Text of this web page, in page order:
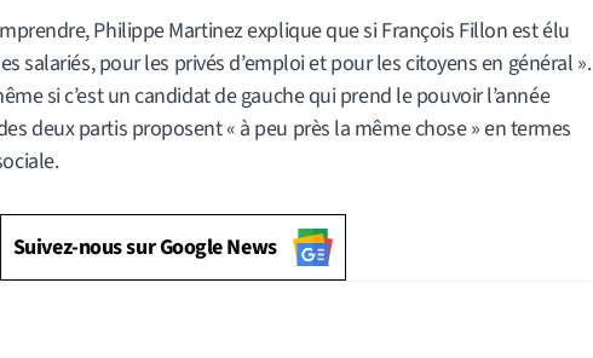
Philippe Martinez explique que si François Fillon est élu
salariés, pour les privés d’emploi et pour les citoyens en général ».
si c’est un candidat de gauche qui prend le pouvoir l’année
deux partis proposent « à peu près la même chose » en termes
Suivez-nous sur Google News